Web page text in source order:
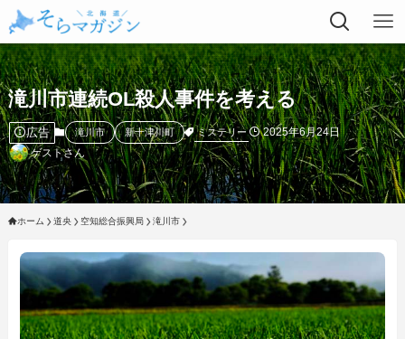
滝川市連続OL殺人事件を考える
広告 滝川市 新十津川町 ミステリー
2025年6月24日
ゲストさん
ホーム 道央 空知総合振興局 滝川市